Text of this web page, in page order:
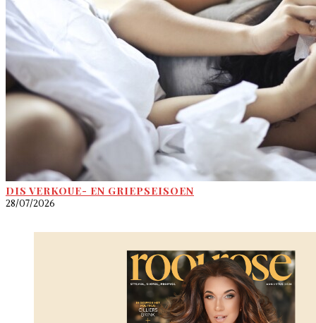
DIS VERKOUE- EN GRIEPSEISOEN
28/07/2026